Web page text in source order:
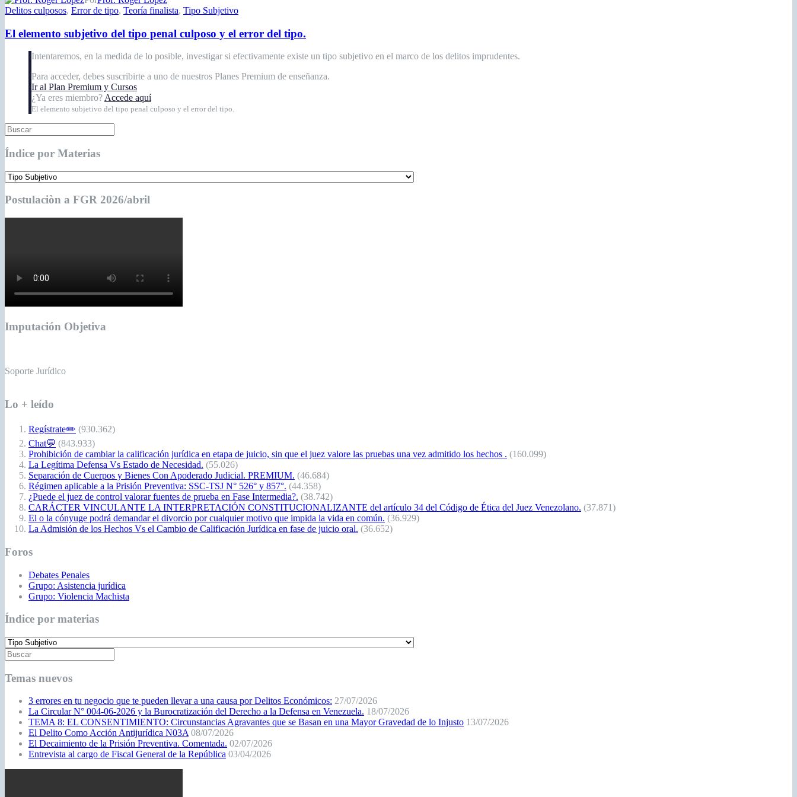
Delitos culposos, Error de tipo, Teoría finalista, Tipo Subjetivo
El elemento subjetivo del tipo penal culposo y el error del tipo.
Intentaremos, en la medida de lo posible, investigar si efectivamente existe un tipo subjetivo en el marco de los delitos imprudentes.
Para acceder, debes suscribirte a uno de nuestros Planes Premium de enseñanza.
Ir al Plan Premium y Cursos
¿Ya eres miembro? Accede aquí
El elemento subjetivo del tipo penal culposo y el error del tipo.
Índice por Materias
Postulaciòn a FGR 2026/abril
Imputación Objetiva
Soporte Jurídico
Lo + leído
Regístrate✏️ (930.362)
Chat💬 (843.933)
Prohibición de cambiar la calificación jurídica en etapa de juicio, sin que el juez valore las pruebas una vez admitido los hechos . (160.099)
La Legítima Defensa Vs Estado de Necesidad. (55.026)
Separación de Cuerpos y Bienes Con Apoderado Judicial. PREMIUM. (46.684)
Régimen aplicable a la Prisión Preventiva: SSC-TSJ N° 526° y 857°. (44.358)
¿Puede el juez de control valorar fuentes de prueba en Fase Intermedia?. (38.742)
CARÁCTER VINCULANTE LA INTERPRETACIÓN CONSTITUCIONALIZANTE del artículo 34 del Código de Ética del Juez Venezolano. (37.871)
El o la cónyuge podrá demandar el divorcio por cualquier motivo que impida la vida en común. (36.929)
La Admisión de los Hechos Vs el Cambio de Calificación Jurídica en fase de juicio oral. (36.652)
Foros
Debates Penales
Grupo: Asistencia jurídica
Grupo: Violencia Machista
Índice por materias
Temas nuevos
3 errores en tu negocio que te pueden llevar a una causa por Delitos Económicos: 27/07/2026
La Circular N° 004-06-2026 y la Burocratización del Derecho a la Defensa en Venezuela. 18/07/2026
TEMA 8: EL CONSENTIMIENTO: Circunstancias Agravantes que se Basan en una Mayor Gravedad de lo Injusto 13/07/2026
El Delito Como Acción Antijurídica N03A 08/07/2026
El Decaimiento de la Prisión Preventiva. Comentada. 02/07/2026
Entrevista al cargo de Fiscal General de la República 03/04/2026